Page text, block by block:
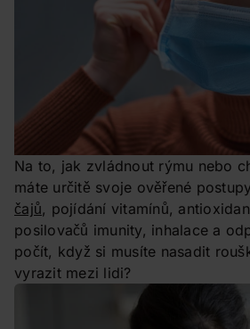
Na to, jak zvládnout rýmu nebo
máte určitě svoje ověřené
čajů, pojídání vitamínů,
posilovačů imunity, inhalace a
počít, když si musíte nasadit
vyrazit mezi lidi?